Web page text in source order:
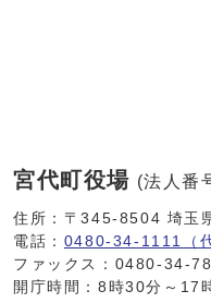
宮代町役場 (法人番
住所：〒345-8504 埼玉
電話： 0480-34-1111（代
ファックス：0480-34-
開庁時間：8時30分～17